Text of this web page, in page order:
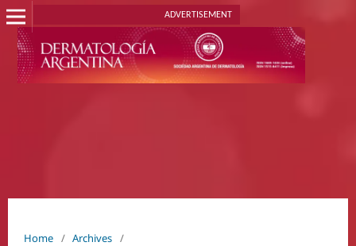
ADVERTISEMENT
Home / Archives /